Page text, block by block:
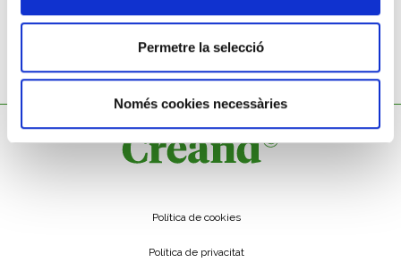
Permetre la selecció
Només cookies necessàries
Política de cookies
Política de privacitat